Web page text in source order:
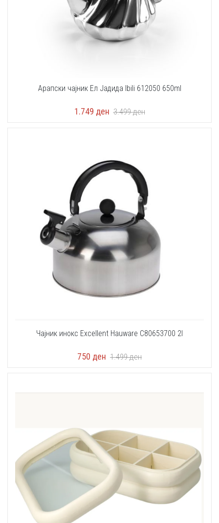
Арапски чајник Ел Јадида Ibili 612050 650ml
1.749 ден 3.499ден
Чајник инокс Excellent Hauware C80653700 2l
750 ден 1.499ден